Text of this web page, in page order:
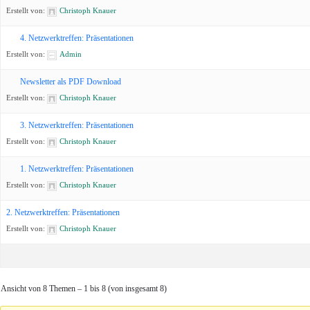
Erstellt von: Christoph Knauer
4. Netzwerktreffen: Präsentationen
Erstellt von: Admin
Newsletter als PDF Download
Erstellt von: Christoph Knauer
3. Netzwerktreffen: Präsentationen
Erstellt von: Christoph Knauer
1. Netzwerktreffen: Präsentationen
Erstellt von: Christoph Knauer
2. Netzwerktreffen: Präsentationen
Erstellt von: Christoph Knauer
Ansicht von 8 Themen – 1 bis 8 (von insgesamt 8)